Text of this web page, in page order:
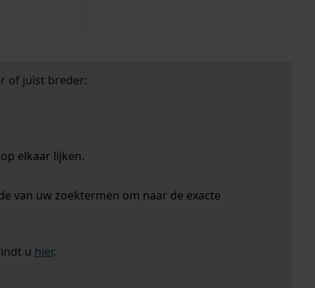
of juist breder:
elkaar lijken.
van uw zoektermen om naar de exacte
u hier.